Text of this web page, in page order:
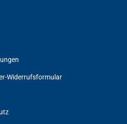
Widerrufsformular